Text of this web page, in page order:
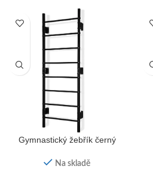
Gymnastický žebřík černý
Na skladě